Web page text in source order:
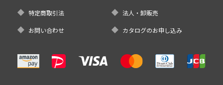
特定商取引法 法人・卸販売
お問い合わせ カタログのお申し込み